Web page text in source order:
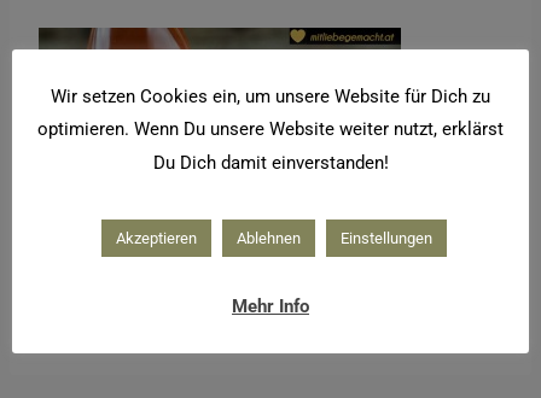
Wir setzen Cookies ein, um unsere Website für Dich zu
optimieren. Wenn Du unsere Website weiter nutzt, erklärst
Du Dich damit einverstanden!
Akzeptieren Ablehnen Einstellungen
Mehr Info